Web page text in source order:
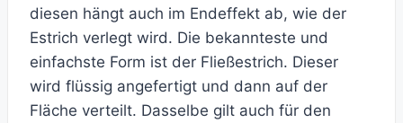
diesen hängt auch im Endeffekt ab, wie der
Estrich verlegt wird. Die bekannteste und
einfachste Form ist der Fließestrich. Dieser
wird flüssig angefertigt und dann auf der
Fläche verteilt. Dasselbe gilt auch für den